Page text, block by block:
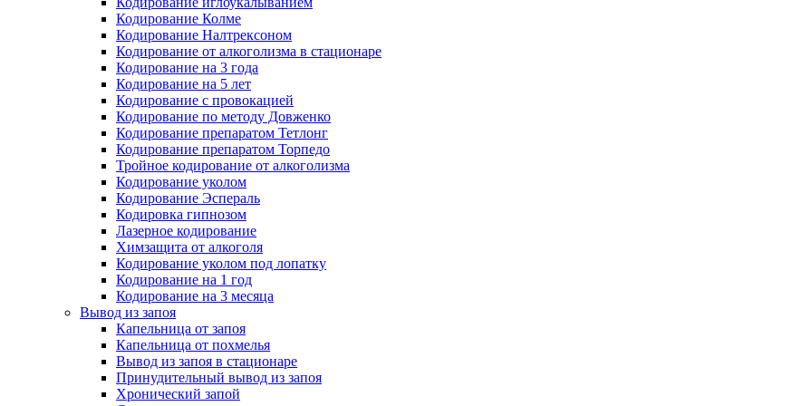
Кодирование Колме
Кодирование Налтрексоном
Кодирование от алкоголизма в стационаре
Кодирование на 3 года
Кодирование на 5 лет
Кодирование с провокацией
Кодирование по методу Довженко
Кодирование препаратом Тетлонг
Кодирование препаратом Торпедо
Тройное кодирование от алкоголизма
Кодирование уколом
Кодирование Эспераль
Кодировка гипнозом
Лазерное кодирование
Химзащита от алкоголя
Кодирование уколом под лопатку
Кодирование на 1 год
Кодирование на 3 месяца
Вывод из запоя
Капельница от запоя
Капельница от похмелья
Вывод из запоя в стационаре
Принудительный вывод из запоя
Хронический запой